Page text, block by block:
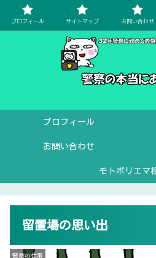
プロフィール
お問い合わせ
モトポリエマ
留置場の思い出
警察の仕事
プロフィール サイトマップ お問い合わせ